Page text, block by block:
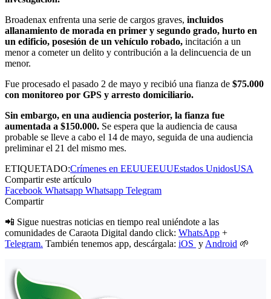
Broadenax enfrenta una serie de cargos graves, incluidos
allanamiento de morada en primer y segundo grado, hurto en
un edificio, posesión de un vehículo robado, incitación a un
menor a cometer un delito y contribución a la delincuencia de un
menor.
Fue procesado el pasado 2 de mayo y recibió una fianza de $75.000
con monitoreo por GPS y arresto domiciliario.
Sin embargo, en una audiencia posterior, la fianza fue
aumentada a $150.000. Se espera que la audiencia de causa
probable se lleve a cabo el 14 de mayo, seguida de una audiencia
preliminar el 21 del mismo mes.
ETIQUETADO:Crímenes en EEUUEEUUEstados UnidosUSA
Compartir este artículo
Facebook Whatsapp Whatsapp Telegram
Compartir
📲 Sigue nuestras noticias en tiempo real uniéndote a las
comunidades de Caraota Digital dando click: WhatsApp +
Telegram. También tenemos app, descárgala: iOS y Android 🌱